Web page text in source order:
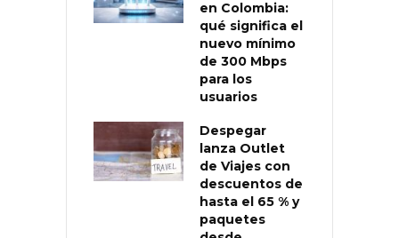
en Colombia:
qué significa el
nuevo mínimo
de 300 Mbps
para los
usuarios
Despegar
lanza Outlet
de Viajes con
descuentos de
hasta el 65 % y
paquetes